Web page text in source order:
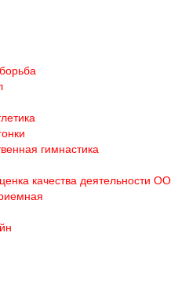
гимнастика
качества деятельности ОО